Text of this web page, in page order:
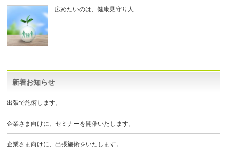
広めたいのは、健康見守り人
新着お知らせ
出張で施術します。
企業さま向けに、セミナーを開催いたします。
企業さま向けに、出張施術をいたします。